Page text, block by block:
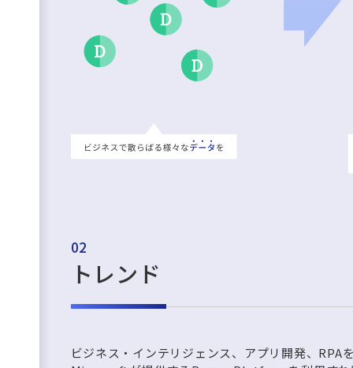
02
トレンド
ビジネス・インテリジェンス、アプリ開発、RPA